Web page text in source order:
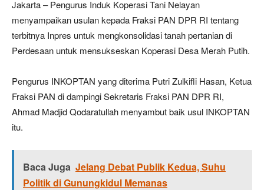
Jakarta – Pengurus Induk Koperasi Tani Nelayan
menyampaikan usulan kepada Fraksi PAN DPR RI tentang
terbitnya Inpres untuk mengkonsolidasi tanah pertanian di
Perdesaan untuk mensukseskan Koperasi Desa Merah Putih.
Pengurus INKOPTAN yang diterima Putri Zulkifli Hasan, Ketua
Fraksi PAN di dampingi Sekretaris Fraksi PAN DPR RI,
Ahmad Madjid Qodaratullah menyambut baik usul INKOPTAN
itu.
Baca Juga Jelang Debat Publik Kedua, Suhu
Politik di Gunungkidul Memanas